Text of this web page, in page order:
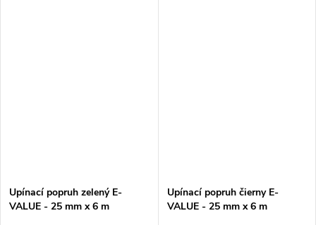
Upínací popruh zelený E-
VALUE - 25 mm x 6 m
Upínací popruh čierny E-
VALUE - 25 mm x 6 m